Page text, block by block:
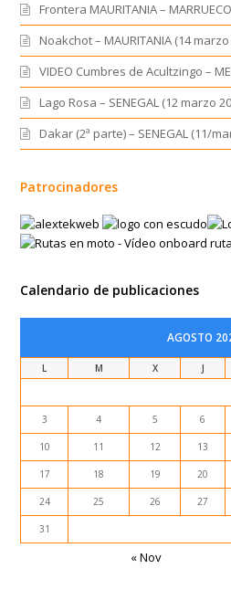
Frontera MAURITANIA –
Noakchot – MAURITANIA (14 marzo
VIDEO Cumbres de Acultzingo –
Lago Rosa – SENEGAL (12 marzo
Dakar (2ª parte) – SENEGAL (11/
Patrocinadores
Calendario de publicaciones
AGOSTO
L M X J
3 4 5 6
10 11 12 13
17 18 19 20
24 25 26 27
31
« Nov